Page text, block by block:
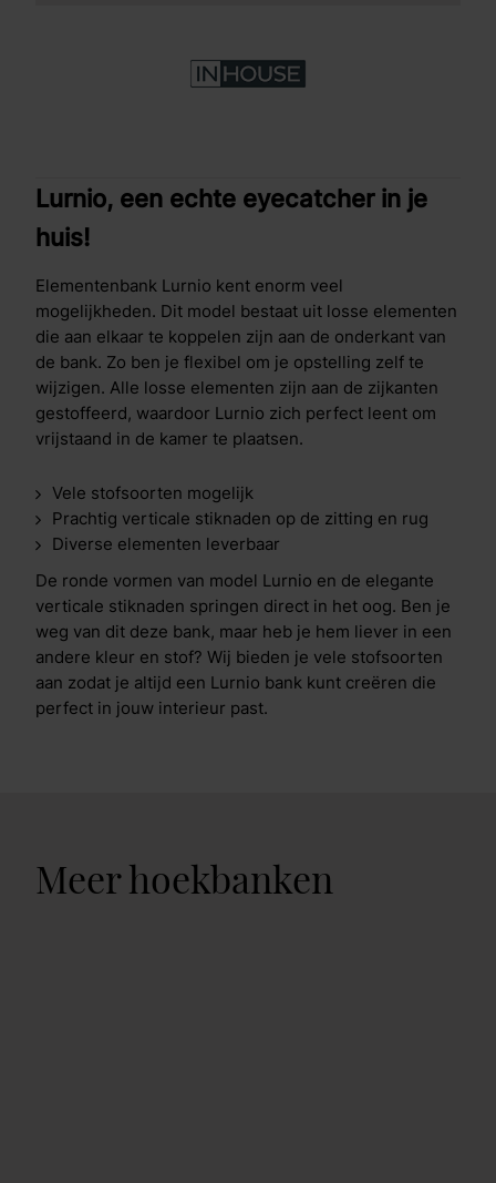
Lurnio, een echte eyecatcher in je
huis!
Elementenbank Lurnio kent enorm veel
mogelijkheden. Dit model bestaat uit losse elementen
die aan elkaar te koppelen zijn aan de onderkant van
de bank. Zo ben je flexibel om je opstelling zelf te
wijzigen. Alle losse elementen zijn aan de zijkanten
gestoffeerd, waardoor Lurnio zich perfect leent om
vrijstaand in de kamer te plaatsen.
Vele stofsoorten mogelijk
Prachtig verticale stiknaden op de zitting en rug
Diverse elementen leverbaar
De ronde vormen van model Lurnio en de elegante
verticale stiknaden springen direct in het oog. Ben je
weg van dit deze bank, maar heb je hem liever in een
andere kleur en stof? Wij bieden je vele stofsoorten
aan zodat je altijd een Lurnio bank kunt creëren die
perfect in jouw interieur past.
Meer hoekbanken